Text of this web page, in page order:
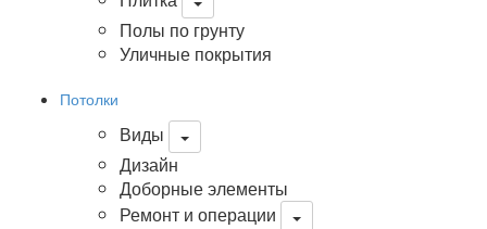
Полы по грунту
Уличные покрытия
Потолки
Виды
Дизайн
Доборные элементы
Ремонт и операции